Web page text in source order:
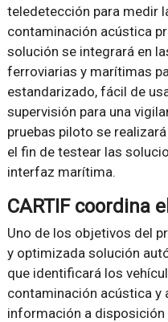
teledetección para medir
contaminación acústica
solución se integrará en
ferroviarias y marítimas
estandarizado, fácil de
supervisión para una
pruebas piloto se
el fin de testear las
interfaz marítima.
CARTIF coordina
Uno de los objetivos del
y optimizada solución
que identificará los
contaminación acústica y
información a